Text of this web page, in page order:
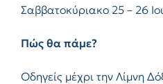
Σαββατοκύριακο 25 – 26
Πώς θα πάμε?
Οδηγείς μέχρι την Λίμνη